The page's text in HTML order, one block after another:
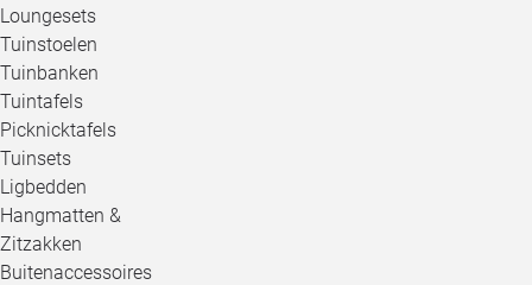
Loungesets
Tuinstoelen
Tuinbanken
Tuintafels
Picknicktafels
Tuinsets
Ligbedden
Hangmatten &
Zitzakken
Buitenaccessoires